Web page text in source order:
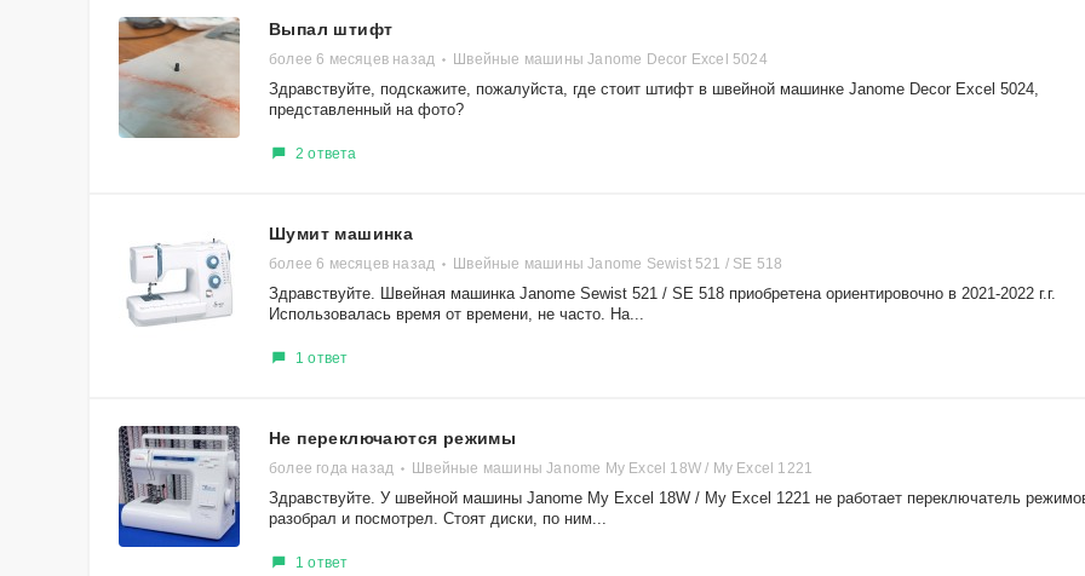
Выпал штифт
более 6 месяцев назад Швейные машины Janome Decor Excel 5024
Здравствуйте, подскажите, пожалуйста, где стоит штифт в швейной машинке Janome Decor Excel 5024,
представленный на фото?
2 ответа
Шумит машинка
более 6 месяцев назад Швейные машины Janome Sewist 521 / SE 518
Здравствуйте. Швейная машинка Janome Sewist 521 / SE 518 приобретена ориентировочно в 2021-2022 г.г.
Использовалась время от времени, не часто. На...
1 ответ
Не переключаются режимы
более года назад Швейные машины Janome My Excel 18W / My Excel 1221
Здравствуйте. У швейной машины Janome My Excel 18W / My Excel 1221 не работает переключатель
разобрал и посмотрел. Стоят диски, по ним...
1 ответ